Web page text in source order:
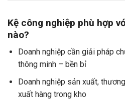
Kệ công nghiệp phù hợp
nào?
Doanh nghiệp cần giải pháp
thông minh – bền bỉ
Doanh nghiệp sản xuất,
xuất hàng trong kho